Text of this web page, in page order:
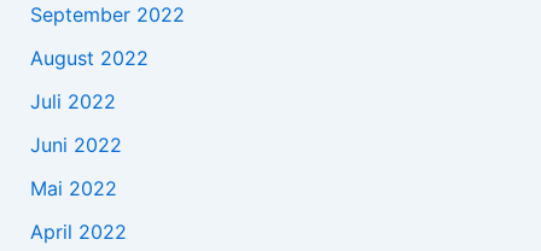
September 2022
August 2022
Juli 2022
Juni 2022
Mai 2022
April 2022